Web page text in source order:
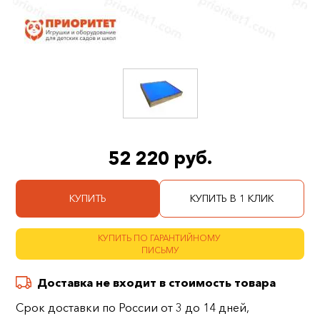
52 220 руб.
КУПИТЬ КУПИТЬ В 1 КЛИК
КУПИТЬ ПО ГАРАНТИЙНОМУ
ПИСЬМУ
Доставка не входит в стоимость товара
Срок доставки по России от 3 до 14 дней,